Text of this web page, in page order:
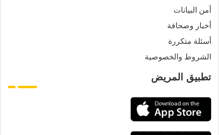
أمن البيانات
أخبار وصحافة
أسئلة متكررة
الشروط والخصوصية
تطبيق المريض